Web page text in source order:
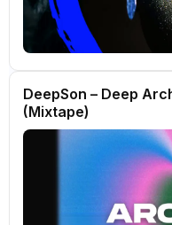
DeepSon – Deep
(Mixtape)